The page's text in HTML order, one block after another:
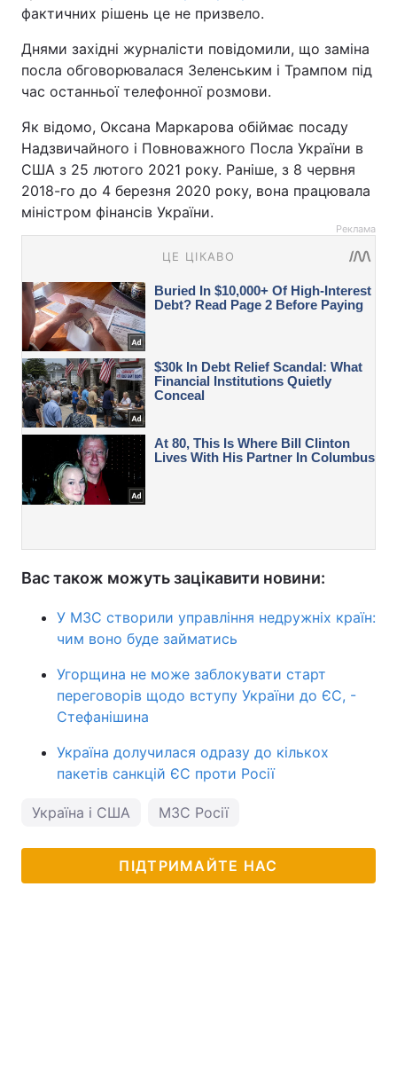
фактичних рішень це не призвело.
Днями західні журналісти повідомили, що заміна
посла обговорювалася Зеленським і Трампом під
час останньої телефонної розмови.
Як відомо, Оксана Маркарова обіймає посаду
Надзвичайного і Повноважного Посла України в
США з 25 лютого 2021 року. Раніше, з 8 червня
2018-го до 4 березня 2020 року, вона працювала
міністром фінансів України.
Реклама
Вас також можуть зацікавити новини:
У МЗС створили управління недружніх країн:
чим воно буде займатись
Угорщина не може заблокувати старт
переговорів щодо вступу України до ЄС, -
Стефанішина
Україна долучилася одразу до кількох
пакетів санкцій ЄС проти Росії
Україна і США МЗС Росії
ПІДТРИМАЙТЕ НАС